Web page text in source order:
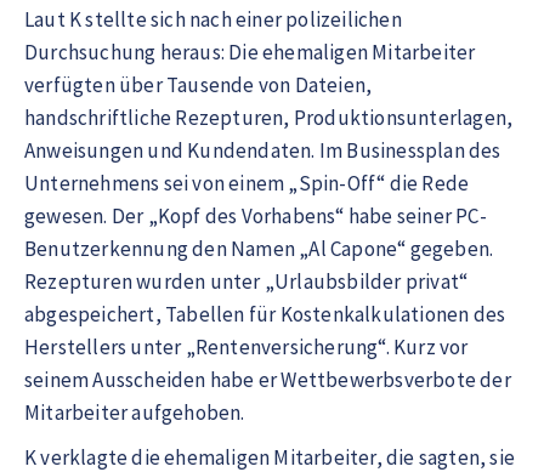
Laut K stellte sich nach einer polizeilichen
Durchsuchung heraus: Die ehemaligen Mitarbeiter
verfügten über Tausende von Dateien,
handschriftliche Rezepturen, Produktionsunterlagen,
Anweisungen und Kundendaten. Im Businessplan des
Unternehmens sei von einem „Spin-Off“ die Rede
gewesen. Der „Kopf des Vorhabens“ habe seiner PC-
Benutzerkennung den Namen „Al Capone“ gegeben.
Rezepturen wurden unter „Urlaubsbilder privat“
abgespeichert, Tabellen für Kostenkalkulationen des
Herstellers unter „Rentenversicherung“. Kurz vor
seinem Ausscheiden habe er Wettbewerbsverbote der
Mitarbeiter aufgehoben.
K verklagte die ehemaligen Mitarbeiter, die sagten, sie